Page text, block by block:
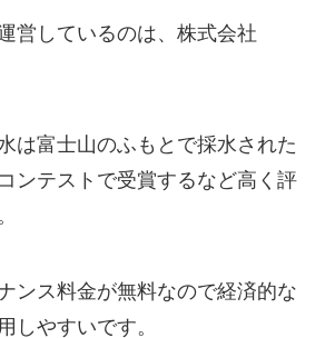
営しているのは、株式会社
は富士山のふもとで採水された
ンテストで受賞するなど高く評
ンス料金が無料なので経済的な
しやすいです。